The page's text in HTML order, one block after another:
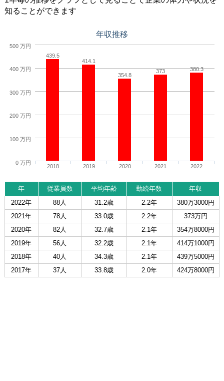
知ることができます
年収推移
439.5
414.1
354.8
373 380.3
2018 2019 2020 2021 2022
0 万円
100 万円
200 万円
300 万円
400 万円
500 万円
年 従業員数 平均年齢 勤続年数
年収
2022年
88人 31.2歳 2.2年
380万3000円
2021年
78人 33.0歳 2.2年
373万円
2020年
82人 32.7歳 2.1年
354万8000円
2019年
56人 32.2歳 2.1年
414万1000円
2018年
40人 34.3歳 2.1年
439万5000円
2017年
37人 33.8歳 2.0年 424万8000円